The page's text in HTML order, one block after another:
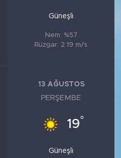
Güneşli
Nem: %57
Rüzgar: 2.19 m/s
13 AĞUSTOS
PERŞEMBE
19°
Güneşli